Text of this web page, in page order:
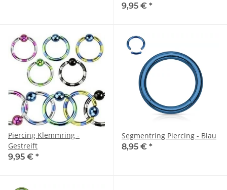
9,95 € *
Piercing Klemmring -
Gestreift
9,95 € *
Segmentring Piercing - Blau
8,95 € *